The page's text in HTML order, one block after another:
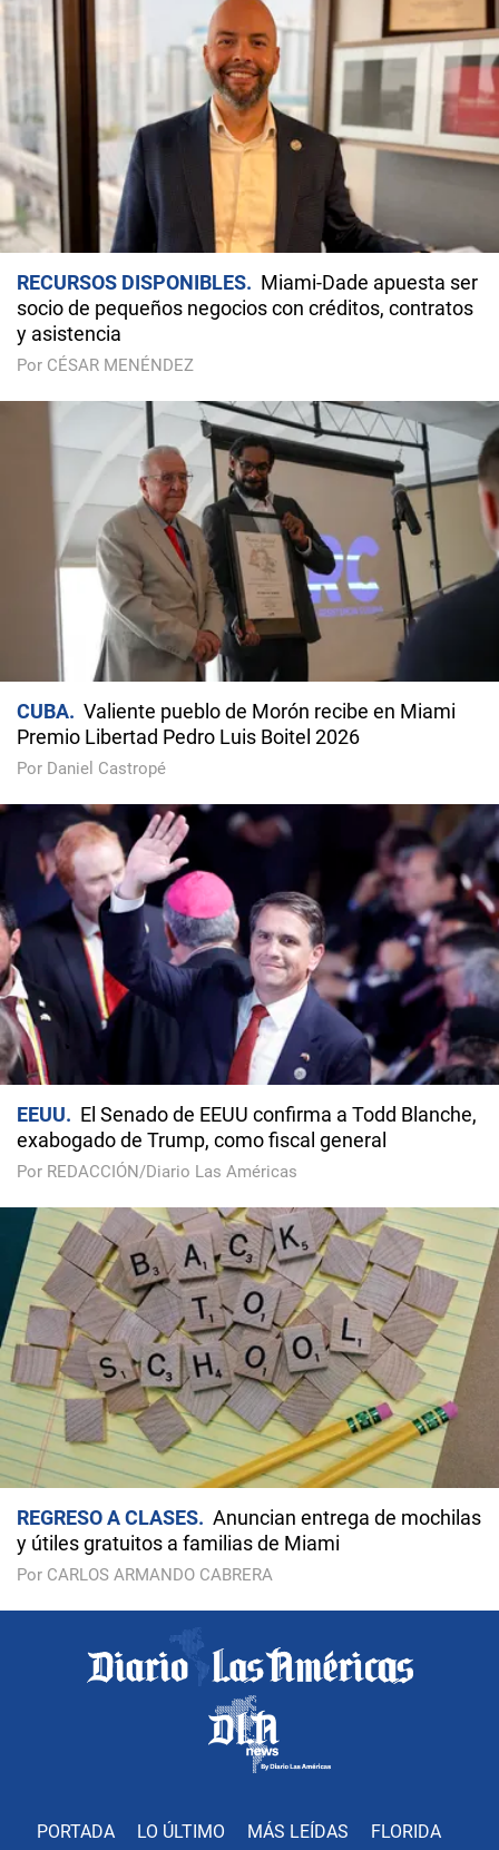
RECURSOS DISPONIBLES
Miami-Dade apuesta ser
socio de pequeños negocios con créditos, contratos
y asistencia
Por CÉSAR MENÉNDEZ
CUBA
Valiente pueblo de Morón recibe en Miami
Premio Libertad Pedro Luis Boitel 2026
Por Daniel Castropé
EEUU
El Senado de EEUU confirma a Todd Blanche,
exabogado de Trump, como fiscal general
Por REDACCIÓN/Diario Las Américas
REGRESO A CLASES
Anuncian entrega de mochilas
y útiles gratuitos a familias de Miami
Por CARLOS ARMANDO CABRERA
PORTADA LO ÚLTIMO MÁS LEÍDAS FLORIDA